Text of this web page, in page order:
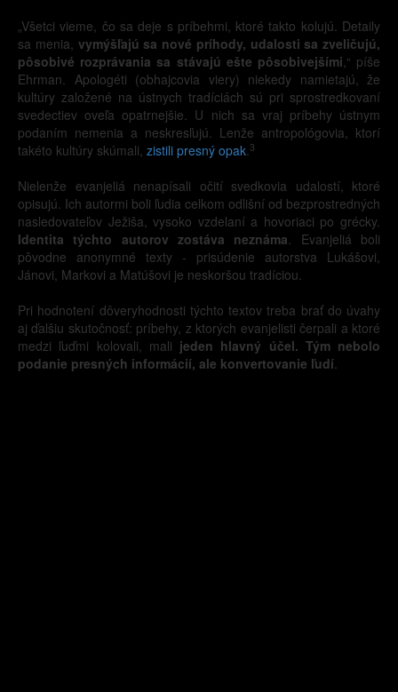
„Všetci vieme, čo sa deje s príbehmi, ktoré takto kolujú. Detaily
sa menia, vymýšľajú sa nové príhody, udalosti sa zveličujú,
pôsobivé rozprávania sa stávajú ešte pôsobivejšími,“ píše
Ehrman. Apologéti (obhajcovia viery) niekedy namietajú, že
kultúry založené na ústnych tradíciách sú pri sprostredkovaní
svedectiev oveľa opatrnejšie. U nich sa vraj príbehy ústnym
podaním nemenia a neskresľujú. Lenže antropológovia, ktorí
takéto kultúry skúmali, zistili presný opak.3
Nielenže evanjeliá nenapísali očití svedkovia udalostí, ktoré
opisujú. Ich autormi boli ľudia celkom odlišní od bezprostredných
nasledovateľov Ježiša, vysoko vzdelaní a hovoriaci po grécky.
Identita týchto autorov zostáva neznáma. Evanjeliá boli
pôvodne anonymné texty - prisúdenie autorstva Lukášovi,
Jánovi, Markovi a Matúšovi je neskoršou tradíciou.
Pri hodnotení dôveryhodnosti týchto textov treba brať do úvahy
aj ďalšiu skutočnosť: príbehy, z ktorých evanjelisti čerpali a ktoré
medzi ľuďmi kolovali, mali jeden hlavný účel. Tým nebolo
podanie presných informácií, ale konvertovanie ľudí.